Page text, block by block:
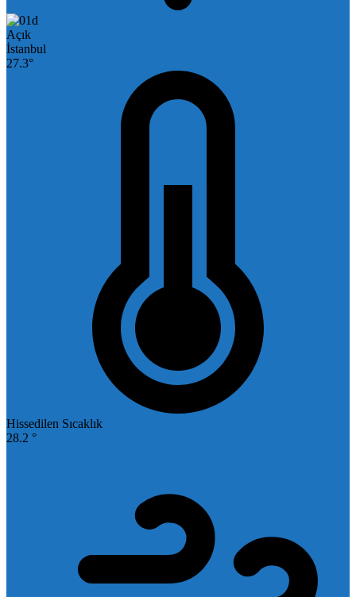
Açık
İstanbul
27.3°
Hissedilen Sıcaklık
28.2 °